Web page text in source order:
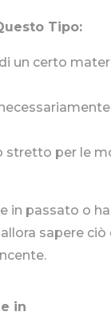
Tipo:
un certo
stretto per le
in passato o
sapere ciò
in